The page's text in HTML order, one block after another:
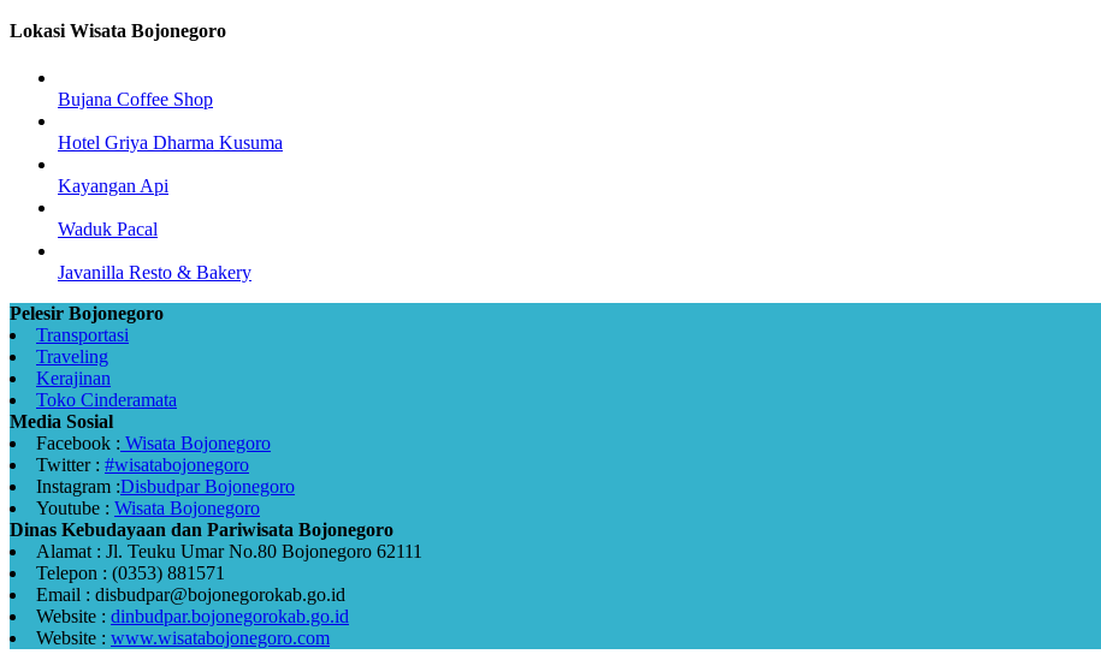
Lokasi Wisata Bojonegoro
Bujana Coffee Shop
Hotel Griya Dharma Kusuma
Kayangan Api
Waduk Pacal
Javanilla Resto & Bakery
Pelesir Bojonegoro
Transportasi
Traveling
Kerajinan
Toko Cinderamata
Media Sosial
Facebook : Wisata Bojonegoro
Twitter : #wisatabojonegoro
Instagram :Disbudpar Bojonegoro
Youtube : Wisata Bojonegoro
Dinas Kebudayaan dan Pariwisata Bojonegoro
Alamat : Jl. Teuku Umar No.80 Bojonegoro 62111
Telepon : (0353) 881571
Email : disbudpar@bojonegorokab.go.id
Website : dinbudpar.bojonegorokab.go.id
Website : www.wisatabojonegoro.com